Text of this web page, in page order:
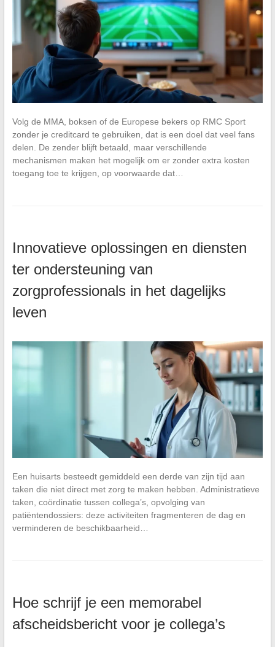
Volg de MMA, boksen of de Europese bekers op RMC Sport
zonder je creditcard te gebruiken, dat is een doel dat veel fans
delen. De zender blijft betaald, maar verschillende
mechanismen maken het mogelijk om er zonder extra kosten
toegang toe te krijgen, op voorwaarde dat…
Innovatieve oplossingen en diensten
ter ondersteuning van
zorgprofessionals in het dagelijks
leven
Een huisarts besteedt gemiddeld een derde van zijn tijd aan
taken die niet direct met zorg te maken hebben. Administratieve
taken, coördinatie tussen collega’s, opvolging van
patiëntendossiers: deze activiteiten fragmenteren de dag en
verminderen de beschikbaarheid…
Hoe schrijf je een memorabel
afscheidsbericht voor je collega’s